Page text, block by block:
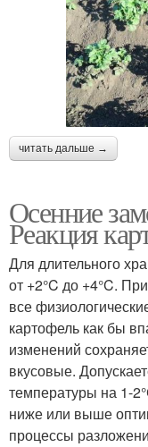
читать дальше →
Осенние
Реакция
Для длительного
от +2°C до +4°C.
все
картофель как бы
изменений
вкусовые.
температуры на 1-
ниже или выше
процессы